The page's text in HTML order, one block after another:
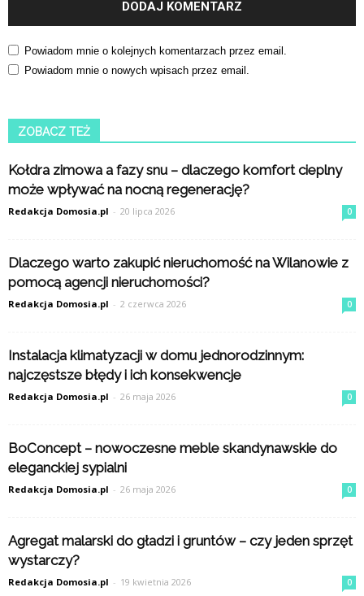
Powiadom mnie o kolejnych komentarzach przez email.
Powiadom mnie o nowych wpisach przez email.
ZOBACZ TEŻ
Kołdra zimowa a fazy snu – dlaczego komfort cieplny
może wpływać na nocną regenerację?
Redakcja Domosia.pl - 20 lipca 2026 0
Dlaczego warto zakupić nieruchomość na Wilanowie z
pomocą agencji nieruchomości?
Redakcja Domosia.pl - 2 czerwca 2026 0
Instalacja klimatyzacji w domu jednorodzinnym:
najczęstsze błędy i ich konsekwencje
Redakcja Domosia.pl - 26 maja 2026 0
BoConcept – nowoczesne meble skandynawskie do
eleganckiej sypialni
Redakcja Domosia.pl - 26 maja 2026 0
Agregat malarski do gładzi i gruntów – czy jeden sprzęt
wystarczy?
Redakcja Domosia.pl - 19 kwietnia 2026 0